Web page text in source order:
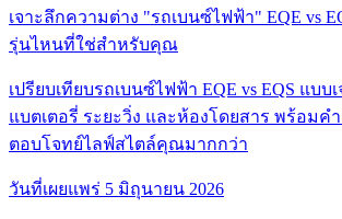
เจาะลึกความต่าง "รถเบนซ์ไฟฟ้า" EQE vs
รุ่นไหนที่ใช่สำหรับคุณ
เปรียบเทียบรถเบนซ์ไฟฟ้า EQE vs EQS แบบ
แบตเตอรี่ ระยะวิ่ง และห้องโดยสาร พร้อมค
ตอบโจทย์ไลฟ์สไตล์คุณมากกว่า
วันที่เผยแพร่ 5 มิถุนายน 2026